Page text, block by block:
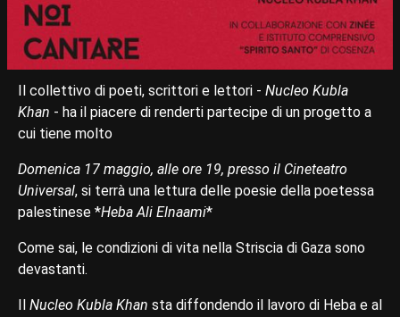
Il collettivo di poeti, scrittori e lettori - Nucleo Kubla
Khan - ha il piacere di renderti partecipe di un progetto a
cui tiene molto ‍
Domenica 17 maggio, alle ore 19, presso il Cineteatro
Universal, si terrà una lettura delle poesie della poetessa
palestinese *Heba Ali Elnaami*
Come sai, le condizioni di vita nella Striscia di Gaza sono
devastanti.
Il Nucleo Kubla Khan sta diffondendo il lavoro di Heba e al